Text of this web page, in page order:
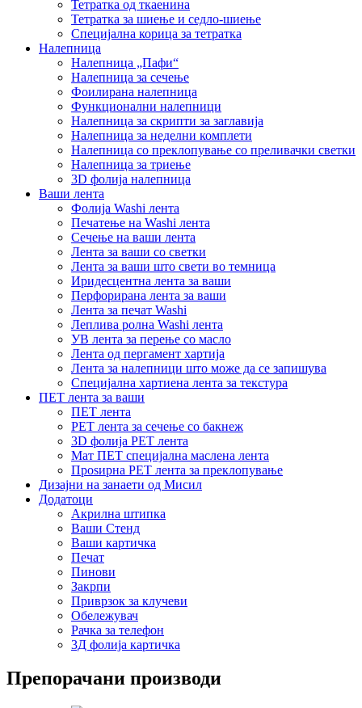
Тетратка од ткаенина
Тетратка за шиење и седло-шиење
Специјална корица за тетратка
Налепница
Налепница „Пафи“
Налепница за сечење
Фоилирана налепница
Функционални налепници
Налепница за скрипти за заглавија
Налепница за неделни комплети
Налепница со преклопување со преливачки светки
Налепница за триење
3D фолија налепница
Ваши лента
Фолија Washi лента
Печатење на Washi лента
Сечење на ваши лента
Лента за ваши со светки
Лента за ваши што свети во темница
Иридесцентна лента за ваши
Перфорирана лента за ваши
Лента за печат Washi
Леплива ролна Washi лента
УВ лента за перење со масло
Лента од пергамент хартија
Лента за налепници што може да се запишува
Специјална хартиена лента за текстура
ПЕТ лента за ваши
ПЕТ лента
PET лента за сечење со бакнеж
3D фолија PET лента
Мат ПЕТ специјална маслена лента
Проѕирна PET лента за преклопување
Дизајни на занаети од Мисил
Додатоци
Акрилна штипка
Ваши Стенд
Ваши картичка
Печат
Пинови
Закрпи
Приврзок за клучеви
Обележувач
Рачка за телефон
3Д фолија картичка
Препорачани производи